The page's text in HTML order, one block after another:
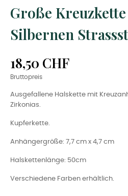
Große Kreuzkette
Silbernen
18,50 CHF
Bruttopreis
Ausgefallene Halskette mit
Zirkonias.
Kupferkette.
Anhängergröße: 7,7 cm x 4,7 cm
Halskettenlänge: 50cm
Verschiedene Farben erhältlich.